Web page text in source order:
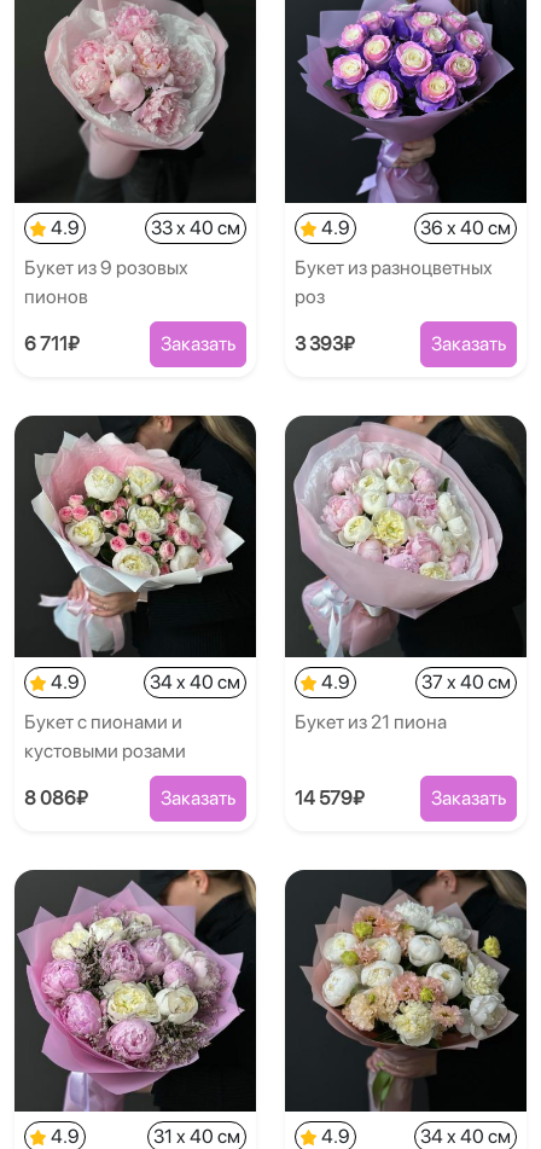
4.9
33 x 40 см
Букет из 9 розовых
пионов
6 711₽ Заказать
4.9
36 x 40 см
Букет из разноцветных
роз
3 393₽ Заказать
4.9
34 x 40 см
Букет с пионами и
кустовыми розами
8 086₽ Заказать
4.9
37 x 40 см
Букет из 21 пиона
14 579₽ Заказать
4.9
31 x 40 см
4.9
34 x 40 см